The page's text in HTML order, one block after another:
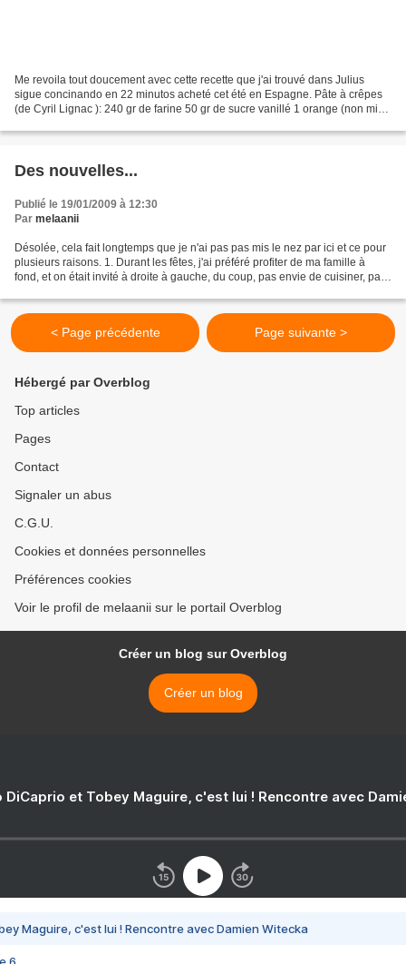
Me revoila tout doucement avec cette recette que j'ai trouvé dans Julius
sigue concinando en 22 minutos acheté cet été en Espagne. Pâte à crêpes
(de Cyril Lignac ): 240 gr de farine 50 gr de sucre vanillé 1 orange (non mis)
Des nouvelles...
Publié le 19/01/2009 à 12:30
Par melaanii
Désolée, cela fait longtemps que je n'ai pas pas mis le nez par ici et ce pour
plusieurs raisons. 1. Durant les fêtes, j'ai préféré profiter de ma famille à
fond, et on était invité à droite à gauche, du coup, pas envie de cuisiner, pas
< Page précédente Page suivante >
Hébergé par Overblog
Top articles
Pages
Contact
Signaler un abus
C.G.U.
Cookies et données personnelles
Préférences cookies
Voir le profil de melaanii sur le portail Overblog
Créer un blog sur Overblog
Créer un blog
DiCaprio et Tobey Maguire, c'est lui ! Rencontre avec
Maguire, c'est lui ! Rencontre avec Damien Witecka